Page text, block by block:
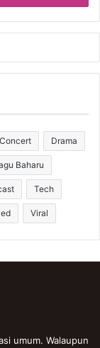
Concert Drama
Baharu
Tech
Viral
umum. Walaupun